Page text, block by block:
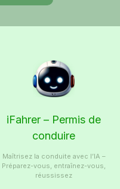
iFahrer – Permis de
conduire
Maîtrisez la conduite avec l’IA –
Préparez-vous, entraînez-vous,
réussissez